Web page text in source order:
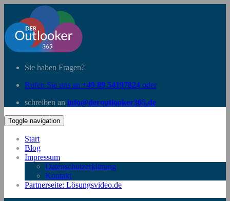
Sie haben Fragen?
Rufen Sie uns an +49 89 54197824 oder
schreiben an info@deroutlooker365.de
Toggle navigation
Start
Blog
Impressum
Datenschutzerklärung
Kontakt
Partnerseite: Lösungsvideo.de